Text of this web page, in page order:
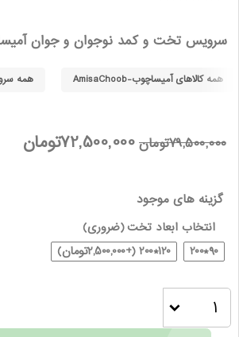
سرویس تخت و کمد نوجوان و جوان
همه کالاهای آمیساچوب-AmisaChoob همه
79,500,000تومان 72,500,000تومان
گزینه های موجود
انتخاب ابعاد تخت(ضروری)
90*200
120*200 (+2,500,000تومان)